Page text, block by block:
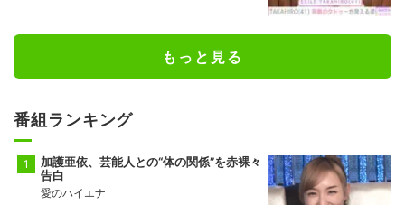
もっと見る
番組ランキング
加護亜依、芸能人との“体の関係”を赤裸々
告白
愛のハイエナ